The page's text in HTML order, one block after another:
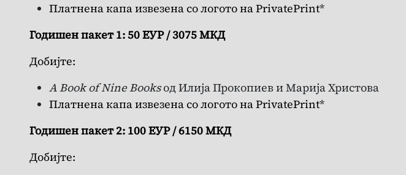
Платнена капа извезена со логото на PrivatePrint*
Годишен пакет 1: 50 ЕУР / 3075 МКД
Добијте:
A Book of Nine Booksод Илија Прокопиев и Марија Христова
Платнена капа извезена со логото на PrivatePrint*
Годишен пакет 2: 100 ЕУР / 6150 МКД
Добијте: